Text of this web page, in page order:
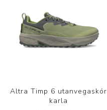
Altra Timp 6 utanvegaskór
karla